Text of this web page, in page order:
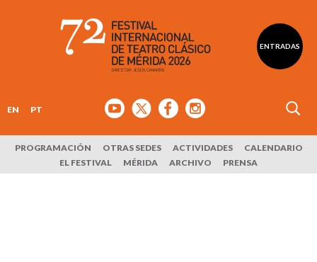
ENTRADAS
EN PT
PROGRAMACIÓN OTRAS SEDES ACTIVIDADES
CALENDARIO
EL FESTIVAL
MÉRIDA ARCHIVO PRENSA